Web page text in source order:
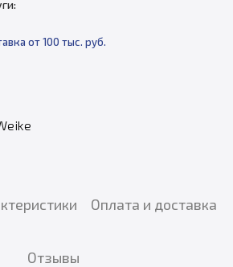
от 100 тыс. руб.
Оплата и доставка
Отзывы